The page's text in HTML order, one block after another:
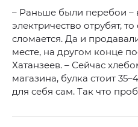
– Раньше были перебои –
электричество отрубят,
сломается. Да и
месте, на другом конце
Хатанзеев. – Сейчас
магазина, булка стоит
для себя сам. Так что